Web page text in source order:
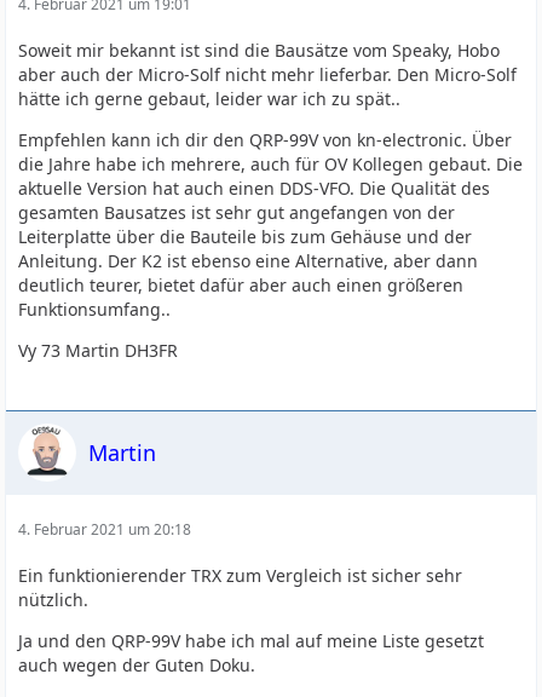
4. Februar 2021 um 19:01
Soweit mir bekannt ist sind die Bausätze vom Speaky, Hobo
aber auch der Micro-Solf nicht mehr lieferbar. Den Micro-Solf
hätte ich gerne gebaut, leider war ich zu spät..
Empfehlen kann ich dir den QRP-99V von kn-electronic. Über
die Jahre habe ich mehrere, auch für OV Kollegen gebaut. Die
aktuelle Version hat auch einen DDS-VFO. Die Qualität des
gesamten Bausatzes ist sehr gut angefangen von der
Leiterplatte über die Bauteile bis zum Gehäuse und der
Anleitung. Der K2 ist ebenso eine Alternative, aber dann
deutlich teurer, bietet dafür aber auch einen größeren
Funktionsumfang..
Vy 73 Martin DH3FR
Martin
4. Februar 2021 um 20:18
Ein funktionierender TRX zum Vergleich ist sicher sehr
nützlich.
Ja und den QRP-99V habe ich mal auf meine Liste gesetzt
auch wegen der Guten Doku.